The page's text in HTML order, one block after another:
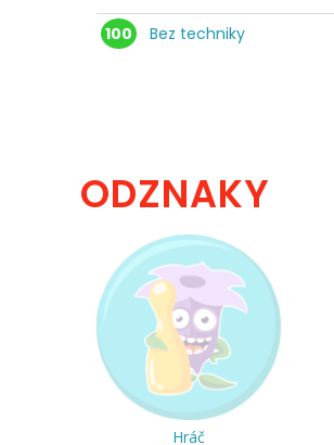
100
Bez techniky
ODZNAKY
Hráč